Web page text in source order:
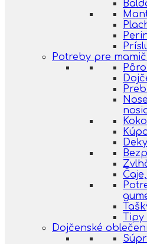
Potreby pre
Tipy
Dojčenské